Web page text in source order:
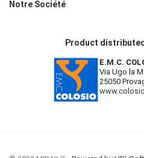
Notre Société
Product
E.M.C.
Via Ugo la
25050